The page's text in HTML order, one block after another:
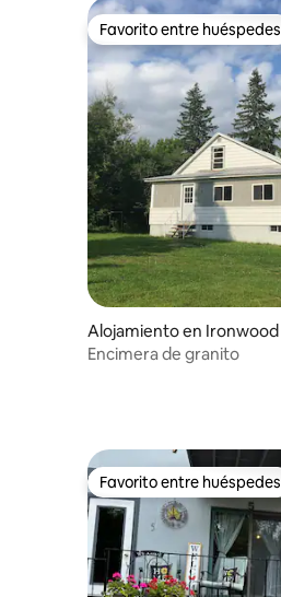
Favorito entre huéspedes
Favorito entre huéspedes
Alojamiento en Ironwood
Encimera de granito
Favorito entre huéspedes
Favorito entre huéspedes